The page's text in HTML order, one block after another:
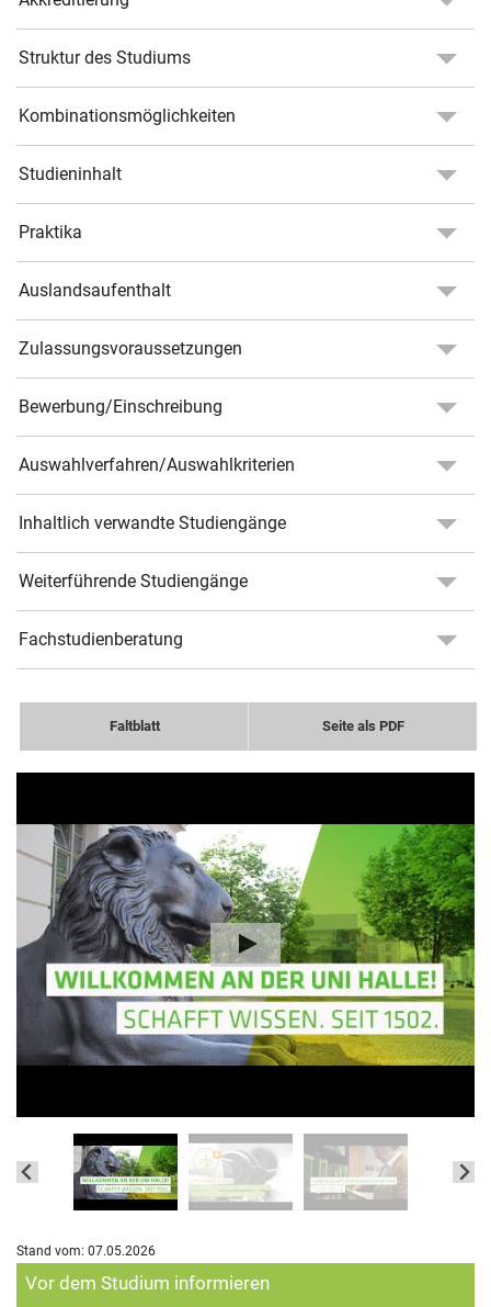
Struktur des Studiums
Kombinationsmöglichkeiten
Studieninhalt
Praktika
Auslandsaufenthalt
Zulassungsvoraussetzungen
Bewerbung/Einschreibung
Auswahlverfahren/Auswahlkriterien
Inhaltlich verwandte Studiengänge
Weiterführende Studiengänge
Fachstudienberatung
Faltblatt Seite als PDF
Stand vom: 07.05.2026
Zusatzinformationen
Vor dem Studium informieren